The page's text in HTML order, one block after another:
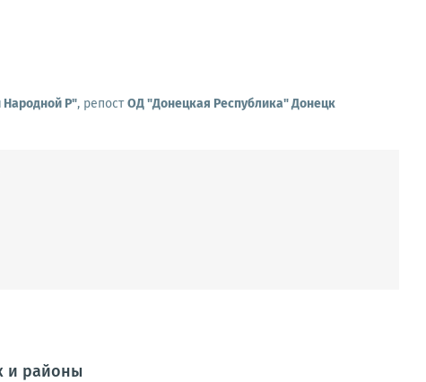
Народной Р", репостОД "Донецкая Республика" Донецк
и районы